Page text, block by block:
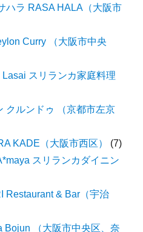
ハラ RASA HALA（大阪市
Curry （大阪市中央
スリランカ家庭料理
クルンドゥ （京都市左京
KADE（大阪市西区）
(7)
スリランカダイニン
Restaurant & Bar（宇治
Bojun （大阪市中央区、奈